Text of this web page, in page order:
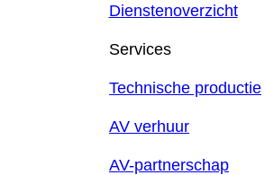
Dienstenoverzicht
Services
Technische productie
AV verhuur
AV-partnerschap